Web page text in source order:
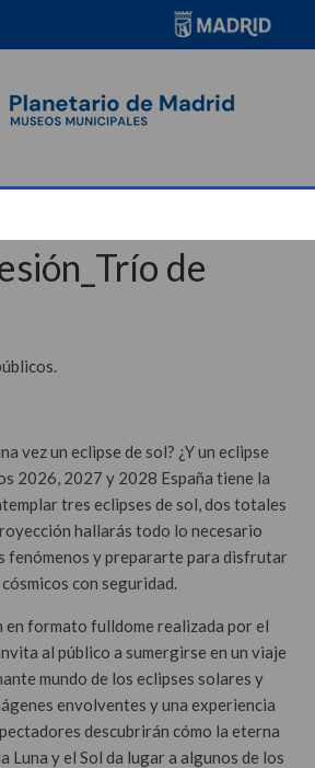
de
vez un eclipse de sol? ¿Y un eclipse
2026, 2027 y 2028 España tiene la
tres eclipses de sol, dos totales
hallarás todo lo necesario
fenómenos y prepararte para disfrutar
con seguridad.
en formato fulldome realizada por el
al público a sumergirse en un viaje
mundo de los eclipses solares y
envolventes y una experiencia
descubrirán cómo la eterna
Luna y el Sol da lugar a algunos de los